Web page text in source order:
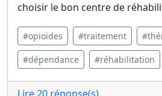
choisir le bon centre de
#opioïdes #traitement
#dépendance #réhabilitation